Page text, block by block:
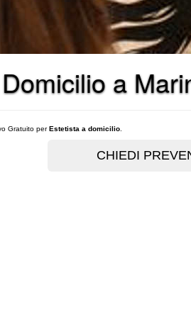
a
Gratuito perEstetista a domicilio